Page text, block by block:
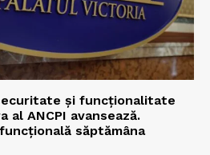
și funcționalitate
al ANCPI avansează.
săptămâna